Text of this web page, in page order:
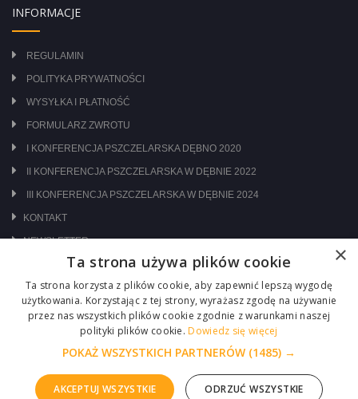
INFORMACJE
REGULAMIN
POLITYKA PRYWATNOŚCI
WYSYŁKA I PŁATNOŚĆ
FORMULARZ ZWROTU
I KONFERENCJA PSZCZELARSKA DĘBNO 2020
II KONFERENCJA PSZCZELARSKA W DĘBNIE 2022
III KONFERENCJA PSZCZELARSKA W DĘBNIE 2024
KONTAKT
NEWSLETTER
ODWIEDŹ NAS NA:
×
Ta strona używa plików cookie
Ta strona korzysta z plików cookie, aby zapewnić lepszą wygodę
użytkowania. Korzystając z tej strony, wyrażasz zgodę na używanie
przez nas wszystkich plików cookie zgodnie z warunkami naszej
polityki plików cookie. Dowiedz się więcej
POKAŻ WSZYSTKICH PARTNERÓW (1485) →
AKCEPTUJ WSZYSTKIE ODRZUĆ WSZYSTKIE